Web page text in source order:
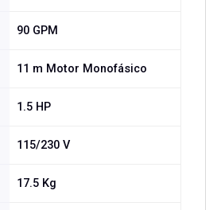
90 GPM
11 m Motor Monofásico
1.5 HP
115/230 V
17.5 Kg